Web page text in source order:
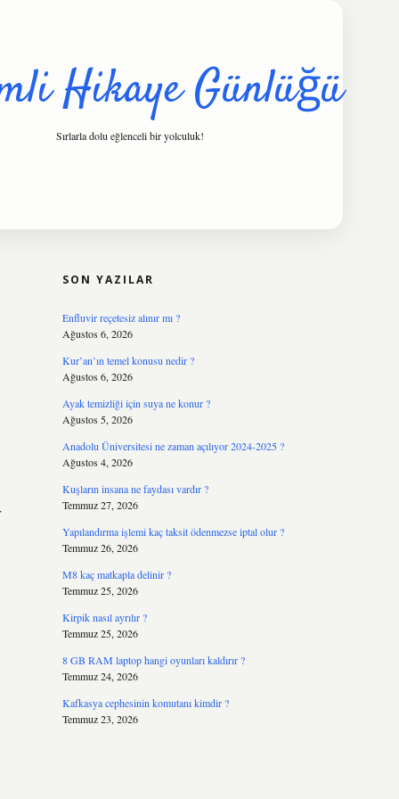
Hikaye Günlüğü
Sırlarla dolu eğlenceli bir yolculuk!
SON YAZILAR
Enfluvir reçetesiz alınır mı ?
Ağustos 6, 2026
Kur’an’ın temel konusu nedir ?
Ağustos 6, 2026
Ayak temizliği için suya ne konur ?
Ağustos 5, 2026
Anadolu Üniversitesi ne zaman açılıyor 2024-2025 ?
Ağustos 4, 2026
Kuşların insana ne faydası vardır ?
Temmuz 27, 2026
Yapılandırma işlemi kaç taksit ödenmezse iptal olur ?
Temmuz 26, 2026
M8 kaç matkapla delinir ?
Temmuz 25, 2026
Kirpik nasıl ayrılır ?
Temmuz 25, 2026
8 GB RAM laptop hangi oyunları kaldırır ?
Temmuz 24, 2026
Kafkasya cephesinin komutanı kimdir ?
Temmuz 23, 2026